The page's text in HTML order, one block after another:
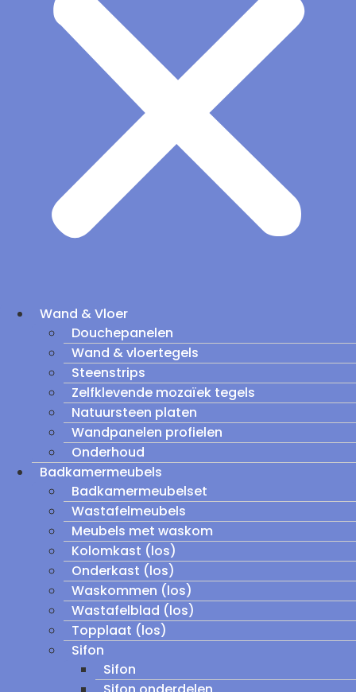
Wand & Vloer
Douchepanelen
Wand & vloertegels
Steenstrips
Zelfklevende mozaïek tegels
Natuursteen platen
Wandpanelen profielen
Onderhoud
Badkamermeubels
Badkamermeubelset
Wastafelmeubels
Meubels met waskom
Kolomkast (los)
Onderkast (los)
Waskommen (los)
Wastafelblad (los)
Topplaat (los)
Sifon
Sifon